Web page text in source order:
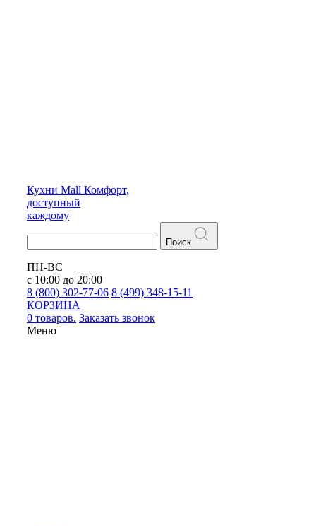
Кухни Mall Комфорт,
доступный
каждому
Поиск
ПН-ВС
с 10:00 до 20:00
8 (800) 302-77-06 8 (499) 348-15-11
КОРЗИНА
0 товаров. Заказать звонок
Меню